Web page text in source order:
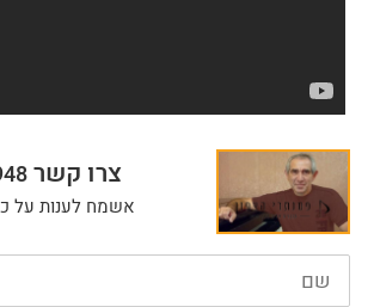
צרו קשר
אשמח לענות על